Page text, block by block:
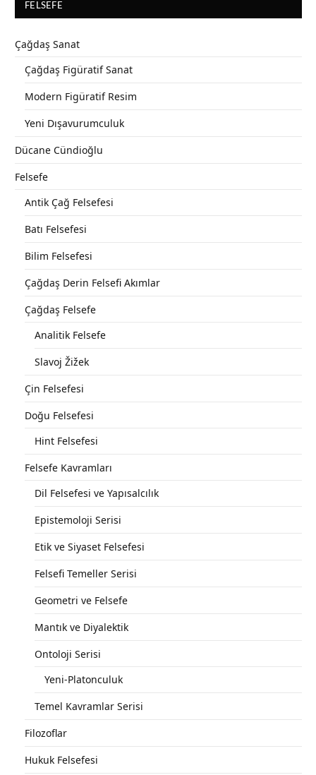
FELSEFE
Çağdaş Sanat
Çağdaş Figüratif Sanat
Modern Figüratif Resim
Yeni Dışavurumculuk
Dücane Cündioğlu
Felsefe
Antik Çağ Felsefesi
Batı Felsefesi
Bilim Felsefesi
Çağdaş Derin Felsefi Akımlar
Çağdaş Felsefe
Analitik Felsefe
Slavoj Žižek
Çin Felsefesi
Doğu Felsefesi
Hint Felsefesi
Felsefe Kavramları
Dil Felsefesi ve Yapısalcılık
Epistemoloji Serisi
Etik ve Siyaset Felsefesi
Felsefi Temeller Serisi
Geometri ve Felsefe
Mantık ve Diyalektik
Ontoloji Serisi
Yeni-Platonculuk
Temel Kavramlar Serisi
Filozoflar
Hukuk Felsefesi